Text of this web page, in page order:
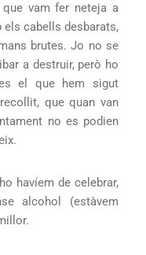
vam fer neteja a
els cabells desbarats,
brutes. Jo no se
a destruir, però ho
el que hem sigut
que quan van
no es podien
havíem de celebrar,
alcohol (estàvem